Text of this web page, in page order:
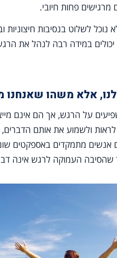
פחות חיובי.
נוכל לשלוט בנסיבות
במידה רבה לנהל את
אלא משהו שאנחנו
על הרגש, אך הם אינם
לראות ולשמוע את אותם
מתמקדים באספקטים
שהסיבה העמוקה לרגש אינה